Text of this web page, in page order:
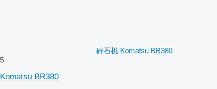
碎石机 Komatsu BR380
5
Komatsu BR380